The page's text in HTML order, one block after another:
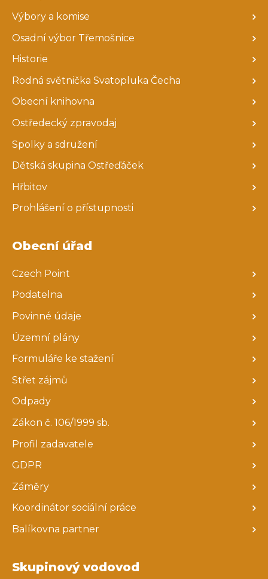
Výbory a komise
Osadní výbor Třemošnice
Historie
Rodná světnička Svatopluka Čecha
Obecní knihovna
Ostředecký zpravodaj
Spolky a sdružení
Dětská skupina Ostřeďáček
Hřbitov
Prohlášení o přístupnosti
Obecní úřad
Czech Point
Podatelna
Povinné údaje
Územní plány
Formuláře ke stažení
Střet zájmů
Odpady
Zákon č. 106/1999 sb.
Profil zadavatele
GDPR
Záměry
Koordinátor sociální práce
Balíkovna partner
Skupinový vodovod